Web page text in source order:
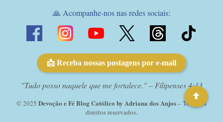
🙏 Acompanhe-nos nas redes sociais:
📩 Receba nossas postagens por e-mail
"Tudo posso naquele que me fortalece." – Filipenses 4:13
© 2025 Devoção e Fé Blog Católico by Adriana dos Anjos– Todos os
direitos reservados.